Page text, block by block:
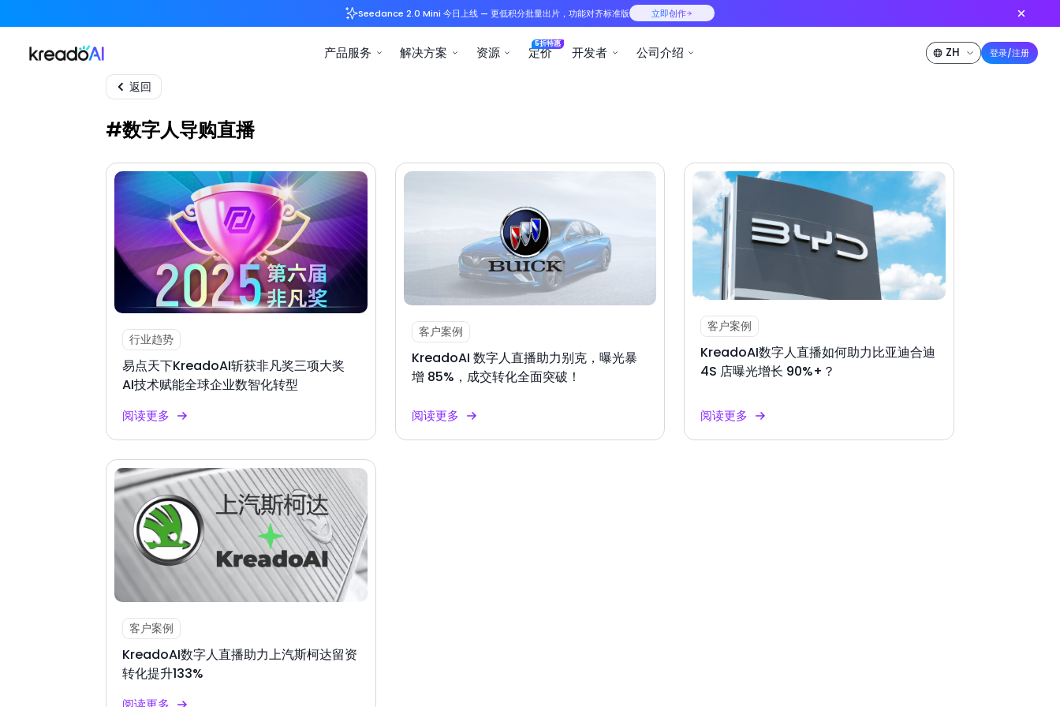
Seedance 2.0 Mini 今日上线 — 更低积分批量出片，功能对齐标准版
返回
#数字人导购直播
行业趋势
易点天下KreadoAI斩获非凡奖三项大奖
AI技术赋能全球企业数智化转型
阅读更多
客户案例
KreadoAI 数字人直播助力别克，曝光暴
增 85%，成交转化全面突破！
阅读更多
客户案例
KreadoAI数字人直播如何助力比亚迪合迪
4S 店曝光增长 90%+？
阅读更多
客户案例
KreadoAI数字人直播助力上汽斯柯达留资
转化提升133%